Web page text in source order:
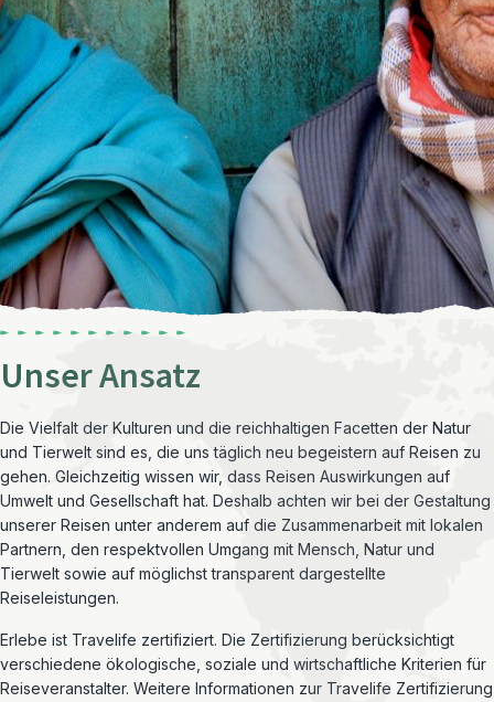
Unser Ansatz
Die Vielfalt der Kulturen und die reichhaltigen Facetten der Natur
und Tierwelt sind es, die uns täglich neu begeistern auf Reisen zu
gehen. Gleichzeitig wissen wir, dass Reisen Auswirkungen auf
Umwelt und Gesellschaft hat. Deshalb achten wir bei der Gestaltung
unserer Reisen unter anderem auf die Zusammenarbeit mit lokalen
Partnern, den respektvollen Umgang mit Mensch, Natur und
Tierwelt sowie auf möglichst transparent dargestellte
Reiseleistungen.
Erlebe ist Travelife zertifiziert. Die Zertifizierung berücksichtigt
verschiedene ökologische, soziale und wirtschaftliche Kriterien für
Reiseveranstalter. Weitere Informationen zur Travelife Zertifizierung